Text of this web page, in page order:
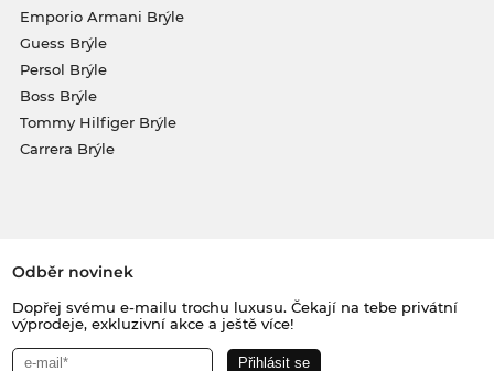
Emporio Armani Brýle
Guess Brýle
Persol Brýle
Boss Brýle
Tommy Hilfiger Brýle
Carrera Brýle
Odběr novinek
Dopřej svému e-mailu trochu luxusu. Čekají na tebe privátní
výprodeje, exkluzivní akce a ještě více!